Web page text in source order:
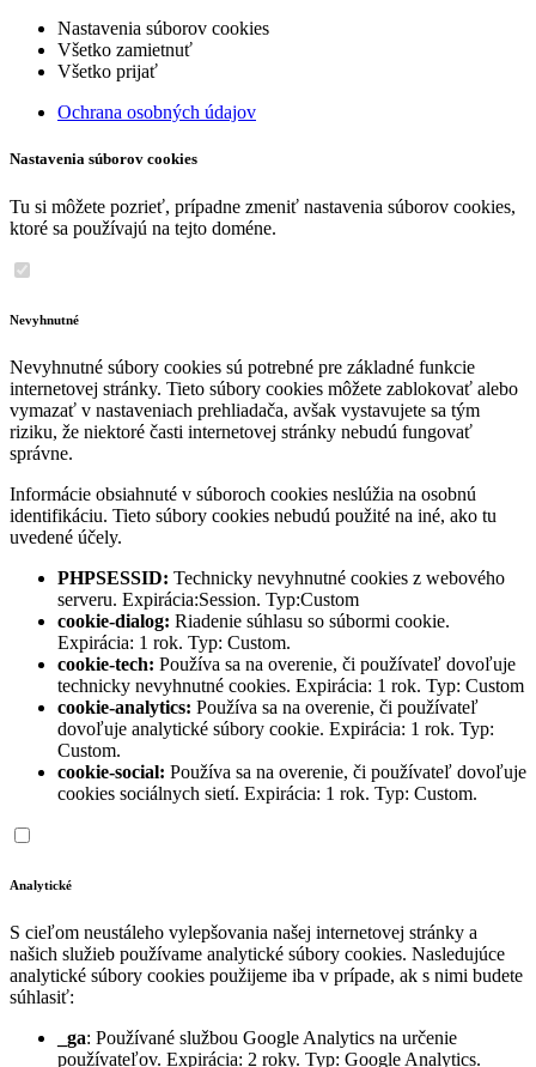
Nastavenia súborov cookies
Všetko zamietnuť
Všetko prijať
Ochrana osobných údajov
Nastavenia súborov cookies
Tu si môžete pozrieť, prípadne zmeniť nastavenia súborov cookies,
ktoré sa používajú na tejto doméne.
Nevyhnutné
Nevyhnutné súbory cookies sú potrebné pre základné funkcie
internetovej stránky. Tieto súbory cookies môžete zablokovať alebo
vymazať v nastaveniach prehliadača, avšak vystavujete sa tým
riziku, že niektoré časti internetovej stránky nebudú fungovať
správne.
Informácie obsiahnuté v súboroch cookies neslúžia na osobnú
identifikáciu. Tieto súbory cookies nebudú použité na iné, ako tu
uvedené účely.
PHPSESSID: Technicky nevyhnutné cookies z webového
serveru. Expirácia:Session. Typ:Custom
cookie-dialog: Riadenie súhlasu so súbormi cookie.
Expirácia: 1 rok. Typ: Custom.
cookie-tech: Používa sa na overenie, či používateľ dovoľuje
technicky nevyhnutné cookies. Expirácia: 1 rok. Typ: Custom
cookie-analytics: Používa sa na overenie, či používateľ
dovoľuje analytické súbory cookie. Expirácia: 1 rok. Typ:
Custom.
cookie-social: Používa sa na overenie, či používateľ dovoľuje
cookies sociálnych sietí. Expirácia: 1 rok. Typ: Custom.
Analytické
S cieľom neustáleho vylepšovania našej internetovej stránky a
našich služieb používame analytické súbory cookies. Nasledujúce
analytické súbory cookies použijeme iba v prípade, ak s nimi budete
súhlasiť:
_ga: Používané službou Google Analytics na určenie
používateľov. Expirácia: 2 roky. Typ: Google Analytics.